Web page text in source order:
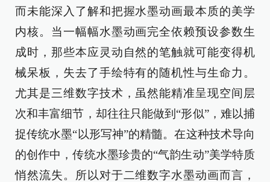
而未能深入了解和把握水墨动画最本质的美学
内核。当一幅幅水墨动画完全依赖预设参数生
成时，那些本应灵动自然的笔触就可能变得机
械呆板，失去了手绘特有的随机性与生命力。
尤其是三维数字技术，虽然能精准呈现空间层
次和丰富细节，却往往只能做到“形似”，难以捕
捉传统水墨“以形写神”的精髓。在这种技术导向
的创作中，传统水墨珍贵的“气韵生动”美学特质
悄然流失。所以对于二维数字水墨动画而言，